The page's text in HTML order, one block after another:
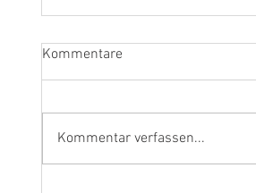
Kommentare
Kommentar verfassen...